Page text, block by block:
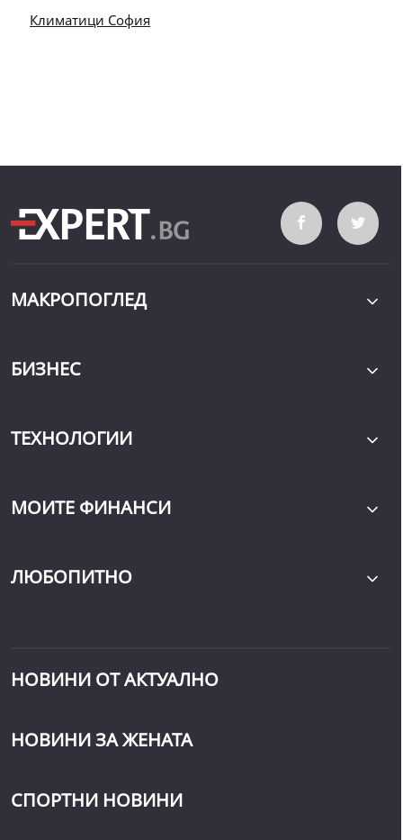
Климатици София
МАКРОПОГЛЕД
БИЗНЕС
ТЕХНОЛОГИИ
МОИТЕ ФИНАНСИ
ЛЮБОПИТНО
НОВИНИ ОТ АКТУАЛНО
НОВИНИ ЗА ЖЕНАТА
СПОРТНИ НОВИНИ